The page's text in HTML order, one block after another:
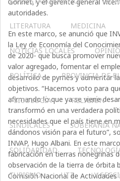
LITERATURA MEDICINA
NOTICIAS LOCALES
POLÍTICA PROVINCIA DE
PSICOLOGÍA RELIGIÓN
SINDICALES SOBERANÍA
SOLIDARIDAD
TURISMO UTT V
autoridades.
En este marco, se anunció que
la Ley de Economía del
de 2020- que busca promover
valor agregado, fomentar el
desarrollo de pymes y aumentar
objetivos. “Hacemos voto para
afirmando lo que ya se viene
transformó en una verdadera
necesidades que el país tiene en
dándonos visión para el futuro”,
INVAP, Hugo Albani. En este
fabricación en tierras rionegrinas
observación de la tierra de órbita
Comisión Nacional de Actividades